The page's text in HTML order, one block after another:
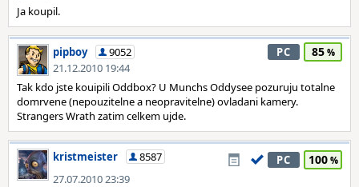
Ja koupil.
pipboy
9052
21.12.2010 19:44
PC 85
Tak kdo jste kouipili Oddbox? U Munchs Oddysee pozuruju totalne
domrvene (nepouzitelne a neopravitelne) ovladani kamery.
Strangers Wrath zatim celkem ujde.
kristmeister
8587
27.07.2010 23:39
PC 100